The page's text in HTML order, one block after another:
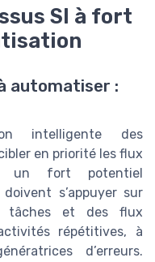
SI à fort
automatiser :
intelligente des
en priorité les flux
un fort potentiel
s’appuyer sur
tâches et des flux
répétitives, à
d’erreurs.